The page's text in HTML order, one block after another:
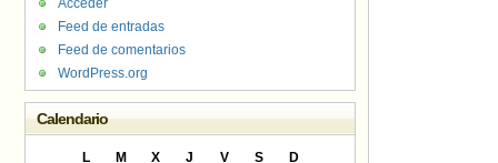
Acceder
Feed de entradas
Feed de comentarios
WordPress.org
Calendario
L M X J V S
D